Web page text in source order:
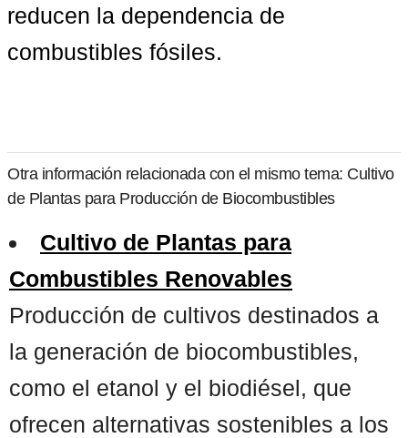
reducen la dependencia de
combustibles fósiles.
Otra información relacionada con el mismo tema: Cultivo
de Plantas para Producción de Biocombustibles
Cultivo de Plantas para
Combustibles Renovables
Producción de cultivos destinados a
la generación de biocombustibles,
como el etanol y el biodiésel, que
ofrecen alternativas sostenibles a los